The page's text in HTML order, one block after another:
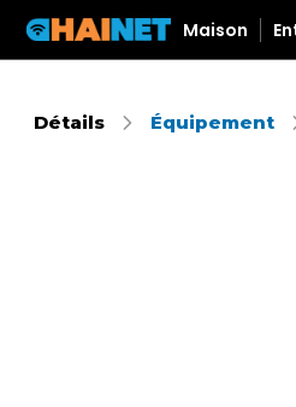
Maison
Détails Équipement